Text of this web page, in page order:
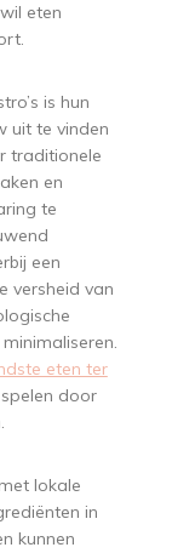
eten
is hun
uit te vinden
traditionele
en
te
een
versheid van
eten ter
spelen door
lokale
in
kunnen